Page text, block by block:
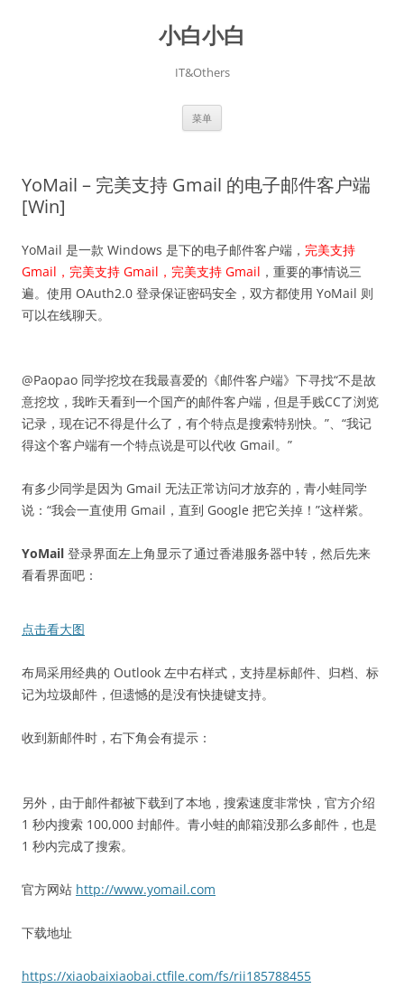
小白小白
IT&Others
菜单
YoMail – 完美支持 Gmail 的电子邮件客户端
[Win]
YoMail 是一款 Windows 是下的电子邮件客户端， 完美支持
Gmail，完美支持 Gmail，完美支持 Gmail ，重要的事情说三
遍。使用 OAuth2.0 登录保证密码安全，双方都使用 YoMail 则
可以在线聊天。
@Paopao 同学挖坟在我最喜爱的《邮件客户端》下寻找“不是故
意挖坟，我昨天看到一个国产的邮件客户端，但是手贱CC了浏览
记录，现在记不得是什么了，有个特点是搜索特别快。”、“我记
得这个客户端有一个特点说是可以代收 Gmail。”
有多少同学是因为 Gmail 无法正常访问才放弃的，青小蛙同学
说：“我会一直使用 Gmail，直到 Google 把它关掉！”这样紫。
YoMail 登录界面左上角显示了通过香港服务器中转，然后先来
看看界面吧：
点击看大图
布局采用经典的 Outlook 左中右样式，支持星标邮件、归档、标
记为垃圾邮件，但遗憾的是没有快捷键支持。
收到新邮件时，右下角会有提示：
另外，由于邮件都被下载到了本地，搜索速度非常快，官方介绍
1 秒内搜索 100,000 封邮件。青小蛙的邮箱没那么多邮件，也是
1 秒内完成了搜索。
官方网站 http://www.yomail.com
下载地址
https://xiaobaixiaobai.ctfile.com/fs/rii185788455